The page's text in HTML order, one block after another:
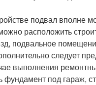
подвал вполне
расположить
подвальное
следует
выполнения
фундамент под гараж,